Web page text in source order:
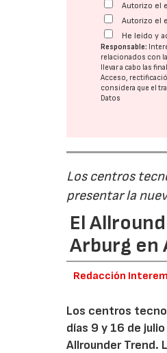
Autorizo el
Autorizo el
He leído y
Responsable:
relacionados con
llevar a cabo las
Acceso,
considera que el
Datos
Los centros
presentar la
El
Arburg en
Redacción
Los centros
días 9 y 16 de
Allrounder Trend.